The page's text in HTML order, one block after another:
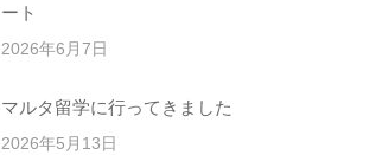
ート
2026年6月7日
マルタ留学に行ってきました
2026年5月13日